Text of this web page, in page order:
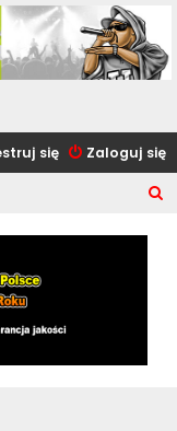
Zaloguj się
się